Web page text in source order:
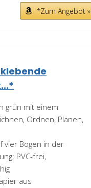
*Zum Angebot »
grün mit einem
Ordnen, Planen,
vier Bogen in der
PVC-frei,
aus